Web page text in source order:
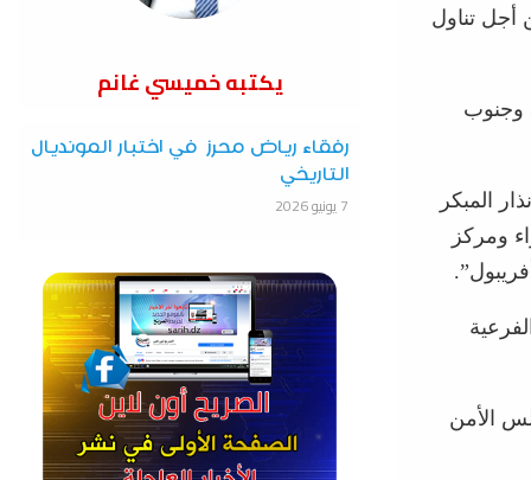
أجل تناول
وجنوب
المبكر
ومركز
الأمن
يكتبه خميسي غانم
رفقاء رياض محرز في اختبار المونديال
التاريخي
7 يونيو 2026